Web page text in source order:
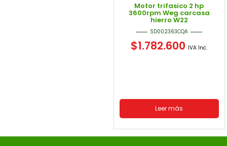
Motor trifasico 2 hp
3600rpm Weg carcasa
hierro W22
SD002363CQA
$1.782.600 IVA Inc.
Leer más